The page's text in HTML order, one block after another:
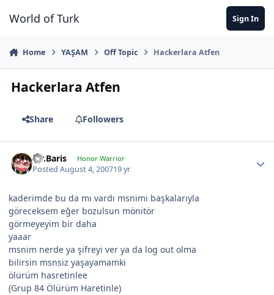
World of Turk Sign In
Home YAŞAM Off Topic Hackerlara Atfen
Hackerlara Atfen
Share Followers
Mr.Baris Honor Warrior
PostedAugust 4, 200719 yr
kaderimde bu da mı vardı msnimi başkalarıyla
göreceksem eğer bozulsun mönitör
görmeyeyim bir daha
yaaar
msnim nerde ya şifreyi ver ya da log out olma
bilirsin msnsiz yaşayamamki
ölürüm hasretinlee
(Grup 84 Ölürüm Haretinle)